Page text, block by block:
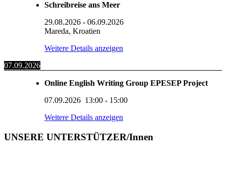
Schreibreise ans Meer
29.08.2026 - 06.09.2026
Mareda, Kroatien
Weitere Details anzeigen
07.09.2026
Online English Writing Group EPESEP Project
07.09.2026 13:00 - 15:00
Weitere Details anzeigen
UNSERE UNTERSTÜTZER/Innen